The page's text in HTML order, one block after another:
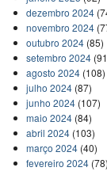
dezembro 2024
novembro 2024
outubro 2024(85)
setembro 2024
agosto 2024(108)
julho 2024(87)
junho 2024(107)
maio 2024(84)
abril 2024(103)
março 2024(40)
fevereiro 2024(78)